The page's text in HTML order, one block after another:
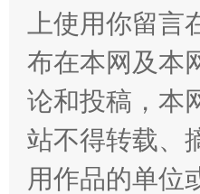
阿坝州三大球赛在茂
上使用你留
布在本网及本
论和投稿，本
站不得转载、
用作品的单位